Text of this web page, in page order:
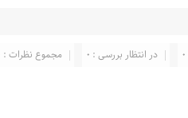
مجموع نظرات : 0 در انتظار بررسی : 0